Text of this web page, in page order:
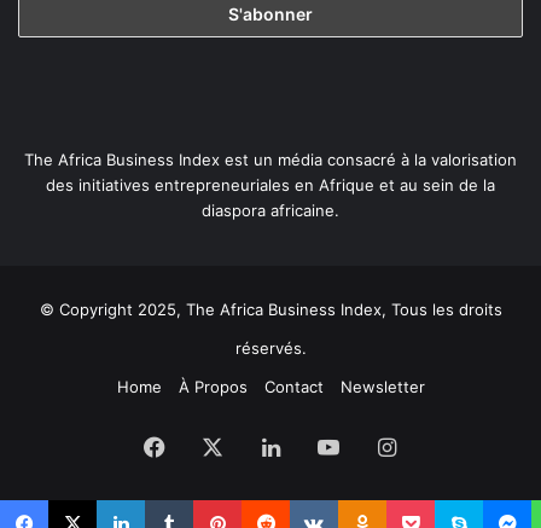
The Africa Business Index est un média consacré à la valorisation
des initiatives entrepreneuriales en Afrique et au sein de la
diaspora africaine.
© Copyright 2025, The Africa Business Index, Tous les droits
réservés.
Home
À Propos Contact Newsletter
Facebook LinkedinYouTubeInstagram